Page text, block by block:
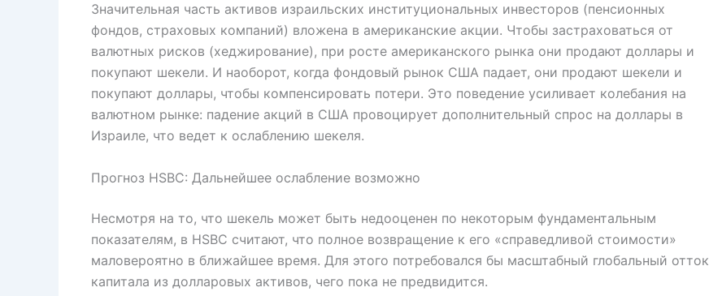
Значительная часть активов израильских институциональных инвесторов (пенсионных
фондов, страховых компаний) вложена в американские акции. Чтобы застраховаться от
валютных рисков (хеджирование), при росте американского рынка они продают доллары и
покупают шекели. И наоборот, когда фондовый рынок США падает, они продают шекели и
покупают доллары, чтобы компенсировать потери. Это поведение усиливает колебания на
валютном рынке: падение акций в США провоцирует дополнительный спрос на доллары в
Израиле, что ведет к ослаблению шекеля.
Прогноз HSBC: Дальнейшее ослабление возможно
Несмотря на то, что шекель может быть недооценен по некоторым фундаментальным
показателям, в HSBC считают, что полное возвращение к его «справедливой стоимости»
маловероятно в ближайшее время. Для этого потребовался бы масштабный глобальный отток
капитала из долларовых активов, чего пока не предвидится.